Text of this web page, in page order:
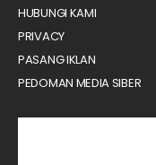
HUBUNGI KAMI
PRIVACY
PASANG IKLAN
PEDOMAN MEDIA SIBER